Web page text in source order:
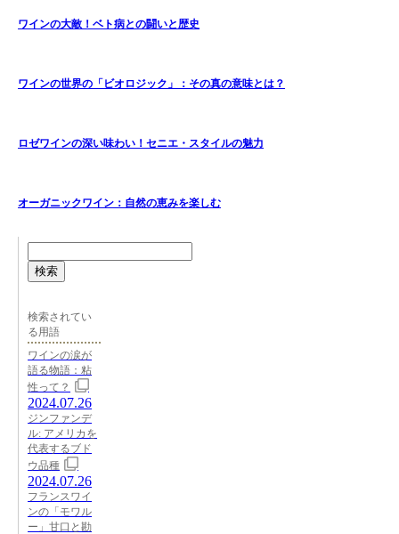
ワインの大敵！ベト病との闘いと歴史
ワインの世界の「ビオロジック」：その真の意味とは？
ロゼワインの深い味わい！セニエ・スタイルの魅力
オーガニックワイン：自然の恵みを楽しむ
検索
検索されてい
る用語
ワインの涙が
語る物語：粘
性って？
2024.07.26
ジンファンデ
ル: アメリカを
代表するブド
ウ品種
2024.07.26
フランスワイ
ンの「モワル
ー」甘口と勘